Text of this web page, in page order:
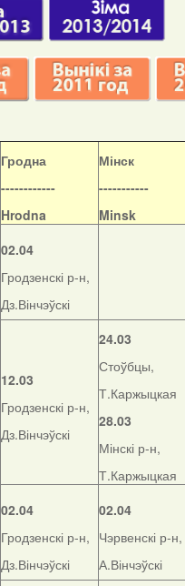
Гродна
------------
Hrodna
Мінск
-----------
Minsk
02.04
Гродзенскі р-н,
Дз.Вінчэўскі
12.03
Гродзенскі р-н,
Дз.Вінчэўскі
24.03
Стоўбцы,
Т.Каржыцкая
28.03
Мінскі р-н,
Т.Каржыцкая
02.04
Гродзенскі р-н,
Дз.Вінчэўскі
02.04
Чэрвенскі р-н,
А.Вінчэўскі